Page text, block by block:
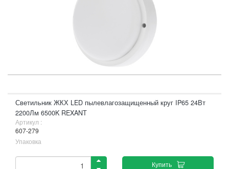
Светильник ЖКХ LED пылевлагозащищенный круг IP65 24Вт
2200Лм 6500K REXANT
Артикул :
607-279
Упаковка
Купить